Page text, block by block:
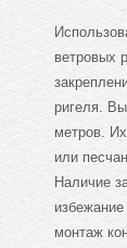
ветровых
ригеля.
метров.
или
Наличие
монтаж